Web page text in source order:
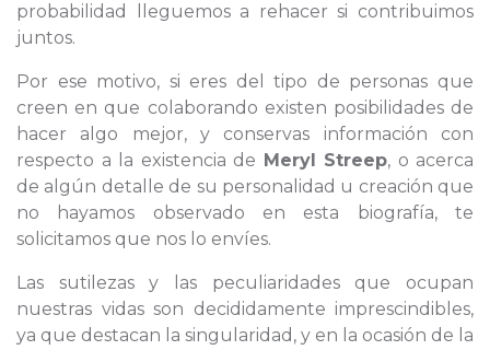
probabilidad lleguemos a rehacer si contribuimos
juntos.
Por ese motivo, si eres del tipo de personas que
creen en que colaborando existen posibilidades de
hacer algo mejor, y conservas información con
respecto a la existencia de Meryl Streep, o acerca
de algún detalle de su personalidad u creación que
no hayamos observado en esta biografía, te
solicitamos que nos lo envíes.
Las sutilezas y las peculiaridades que ocupan
nuestras vidas son decididamente imprescindibles,
ya que destacan la singularidad, y en la ocasión de la